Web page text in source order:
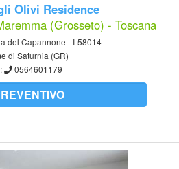
Olivi Residence
(Grosseto) - Toscana
del Capannone - I-58014
di Saturnia (GR)
0564601179